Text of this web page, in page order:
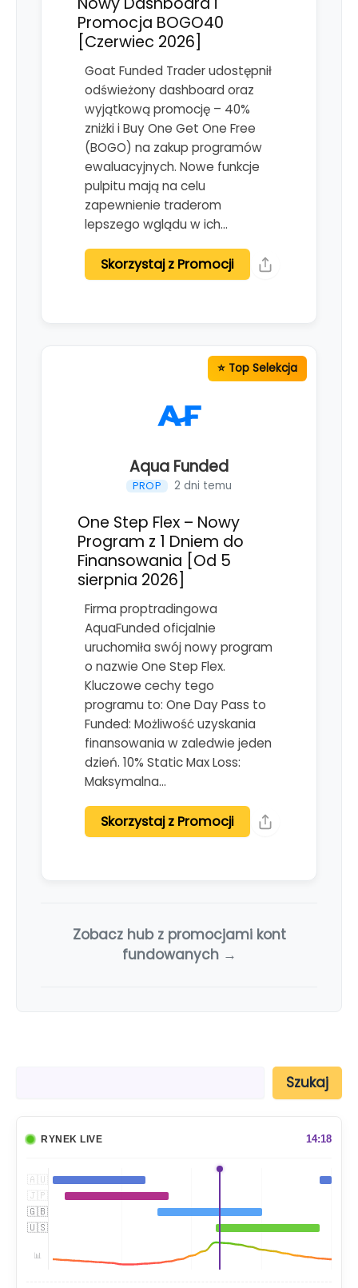
Promocja BOGO40
[Czerwiec 2026]
Goat Funded Trader udostępnił
odświeżony dashboard oraz
wyjątkową promocję – 40%
zniżki i Buy One Get One Free
(BOGO) na zakup programów
ewaluacyjnych. Nowe funkcje
pulpitu mają na celu
zapewnienie traderom
lepszego wglądu w ich…
Skorzystaj z Promocji
Aqua Funded
PROP 2 dni temu
One Step Flex – Nowy
Program z 1 Dniem do
Finansowania [Od 5
sierpnia 2026]
Firma proptradingowa
AquaFunded oficjalnie
uruchomiła swój nowy program
o nazwie One Step Flex.
Kluczowe cechy tego
programu to: One Day Pass to
Funded: Możliwość uzyskania
finansowania w zaledwie jeden
dzień. 10% Static Max Loss:
Maksymalna…
Skorzystaj z Promocji
Zobacz hub z promocjami kont
fundowanych →
Szukaj
RYNEK LIVE 14:18
🇦🇺
🇯🇵
🇬🇧
🇺🇸
📊